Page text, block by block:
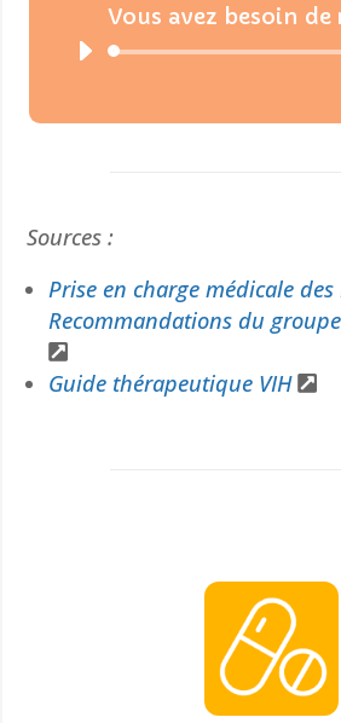
Vous avez besoin de
Sources :
Prise en charge médicale des
Recommandations du
Guide thérapeutique VIH